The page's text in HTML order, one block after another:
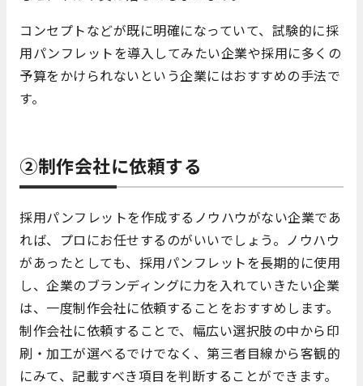
コンセプトなどが既に明確になっていて、試験的に採
用パンフレットを導入してみたい企業や採用に多くの
予算をかけられないという企業にはおすすめの手法で
す。
②制作会社に依頼する
採用パンフレットを作成するノウハウがない企業であ
れば、プロにお任せするのがいいでしょう。ノウハウ
があったとしても、採用パンフレットを長期的に使用
し、企業のブランディングに力を入れていきたい企業
は、一度制作会社に依頼することをおすすめします。
制作会社に依頼することで、幅広い選択肢の中から印
刷・加工が選べるでけでなく、第三者目線から客観的
にみて、記載すべき項目を判断することができます。